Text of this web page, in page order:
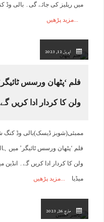
میں ریلیز کی جائے گی۔ بالی وڈ
مزید پڑھیں
اپریل 12, 2023
فلم ‘پٹھان ورسس
ولن کا کردار ادا کریں گے
ممبئی(شوبز ڈیسک)بالی وڈ کنگ
فلم ‘پٹھان ورسس ٹائیگر’ میں
ولن کا کردار ادا کریں گے۔
میڈیا مزید پڑھیں
مارچ 26, 2023